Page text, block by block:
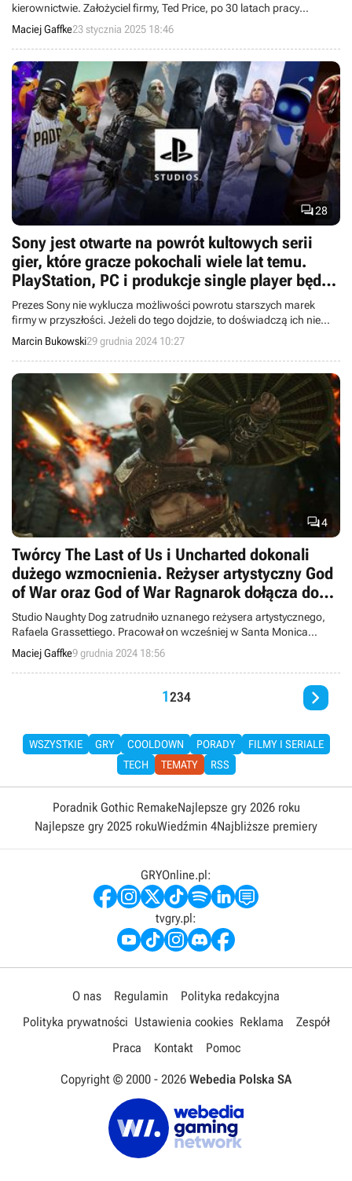
kierownictwie. Założyciel firmy, Ted Price, po 30 latach pracy
postanowił odejść na emeryturę, powierzając przedsiębiorstwo
trzem weteranom.
Maciej Gaffke23 stycznia 2025 18:46
28
Sony jest otwarte na powrót kultowych serii
gier, które gracze pokochali wiele lat temu.
PlayStation, PC i produkcje single player będą
„oczkiem w głowie” firmy
Prezes Sony nie wyklucza możliwości powrotu starszych marek
firmy w przyszłości. Jeżeli do tego dojdzie, to doświadczą ich nie
tylko posiadacze PS5, ale też innych platform, takich jak PC.
Marcin Bukowski29 grudnia 2024 10:27
4
Twórcy The Last of Us i Uncharted dokonali
dużego wzmocnienia. Reżyser artystyczny God
of War oraz God of War Ragnarok dołącza do
Naughty Dog
Studio Naughty Dog zatrudniło uznanego reżysera artystycznego,
Rafaela Grassettiego. Pracował on wcześniej w Santa Monica
Studio przy God of War z 2018 roku oraz God of War: Ragnarok.
Maciej Gaffke9 grudnia 2024 18:56
1234 
WSZYSTKIE GRY COOLDOWN PORADY
FILMY I SERIALE
TECH
TEMATY RSS
Poradnik Gothic RemakeNajlepsze gry 2026 roku
Najlepsze gry 2025 rokuWiedźmin 4Najbliższe premiery
GRYOnline.pl:
tvgry.pl:
O nas Regulamin
Polityka redakcyjna
Polityka prywatności Ustawienia cookies Reklama
Zespół
Praca
Kontakt Pomoc
Copyright © 2000 - 2026 Webedia Polska SA